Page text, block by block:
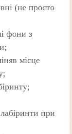
(не просто
фони з
місце
при